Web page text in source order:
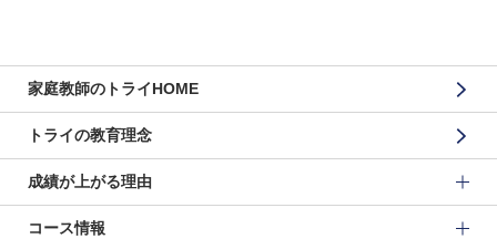
家庭教師のトライHOME
トライの教育理念
成績が上がる理由
コース情報